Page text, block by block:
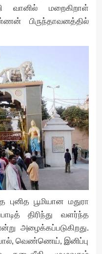
வானில் மறைகிறாள்
பிருந்தாவனத்தில்
பூமியான மதுரா
திரிந்து வளர்ந்த
அழைக்கப்படுகிறது.
வெண்ணெய், இனிப்பு